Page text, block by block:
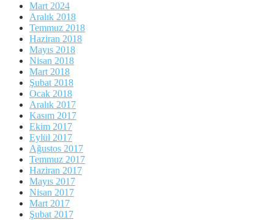
Mart 2024
Aralık 2018
Temmuz 2018
Haziran 2018
Mayıs 2018
Nisan 2018
Mart 2018
Şubat 2018
Ocak 2018
Aralık 2017
Kasım 2017
Ekim 2017
Eylül 2017
Ağustos 2017
Temmuz 2017
Haziran 2017
Mayıs 2017
Nisan 2017
Mart 2017
Şubat 2017